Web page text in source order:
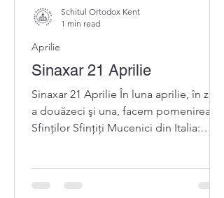
Sinaxar 21 Aprilie
Sinaxar 21 Aprilie În luna aprilie, în ziua
a douăzeci şi una, facem pomenirea
Sfinților Sfințiți Mucenici din Italia:
Aprilie
Schitul Ortodox Kent
1 min read